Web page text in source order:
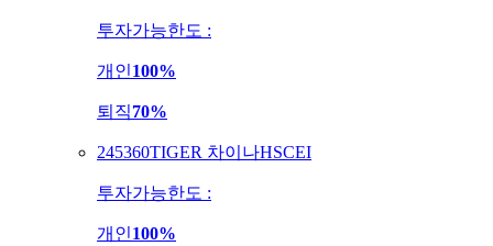
투자가능한도 :
개인100%
퇴직70%
245360TIGER 차이나HSCEI
투자가능한도 :
개인100%